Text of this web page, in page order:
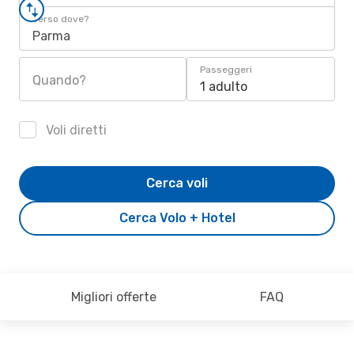
Verso dove?
Parma
Quando?
Passeggeri
1 adulto
Voli diretti
Cerca Volo + Hotel
Cerca voli
Migliori offerte FAQ